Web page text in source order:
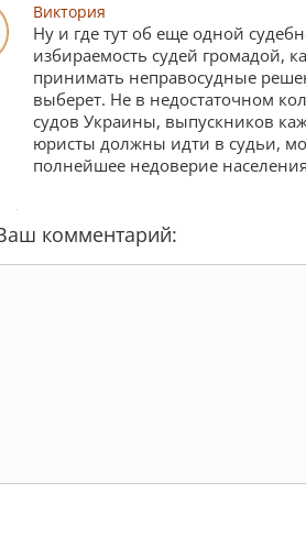
Виктория
Ну и где тут об еще одной
избираемость судей громадой,
принимать неправосудные
выберет. Не в недостаточном
судов Украины, выпускников
юристы должны идти в судьи,
полнейшее недоверие
комментарий: